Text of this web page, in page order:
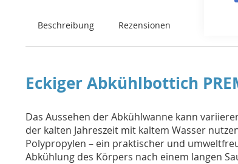
Beschreibung Rezensionen
Eckiger Abkühlbottich
Das Aussehen der Abkühlwanne kann
der kalten Jahreszeit mit kaltem Wasser
Polypropylen – ein praktischer und
Abkühlung des Körpers nach einem langen